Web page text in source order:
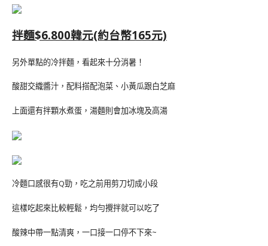
拌麵$6.800韓元(約台幣165元)
另外單點的冷拌麵，看起來十分消暑！
酸甜交織醬汁，配料搭配泡菜、小黃瓜跟白芝麻
上面還有拌顆水煮蛋，湯麵則會加冰塊及高湯
冷麵口感很有Q勁，吃之前用剪刀切成小段
這樣吃起來比較輕鬆，均勻攪拌就可以吃了
酸辣中帶一點清爽，一口接一口停不下來~